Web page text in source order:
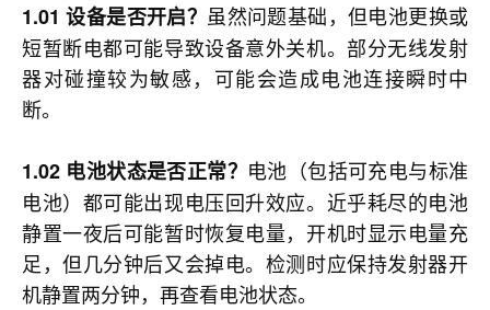
1.01 设备是否开启？ 虽然问题基础，但电池更换或
短暂断电都可能导致设备意外关机。部分无线发射
器对碰撞较为敏感，可能会造成电池连接瞬时中
断。
1.02 电池状态是否正常？ 电池（包括可充电与标准
电池）都可能出现电压回升效应。近乎耗尽的电池
静置一夜后可能暂时恢复电量，开机时显示电量充
足，但几分钟后又会掉电。检测时应保持发射器开
机静置两分钟，再查看电池状态。